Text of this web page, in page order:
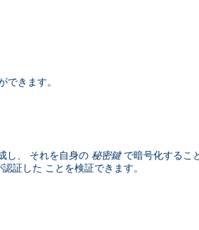
できます。
し、 それを自身の 秘密鍵で暗号化するこ
証した ことを検証できます。